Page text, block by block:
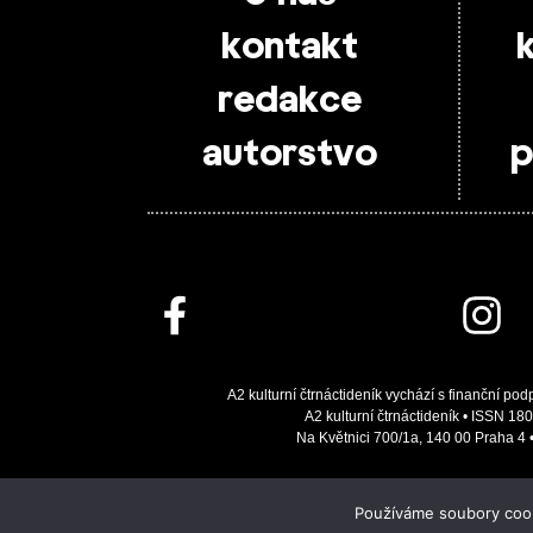
kontakt
redakce
autorstvo
A2 kulturní čtrnáctideník vychází s finanční
A2 kulturní čtrnáctideník • ISSN
Na Květnici 700/1a, 140 00 Praha 4
Používáme soubory